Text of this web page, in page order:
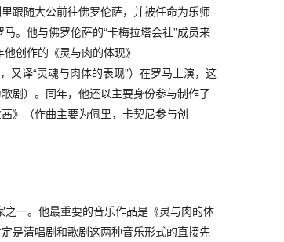
跟随大公前往佛罗伦萨，并被任命为乐师
。他与佛罗伦萨的“卡梅拉塔会社”成员来
创作的《灵与肉的体现》
又译“灵魂与肉体的表现”）在罗马上演，这
剧）。同年，他还以主要身份参与制作了
》（作曲主要为佩里，卡契尼参与创
一。他最重要的音乐作品是《灵与肉的体
是清唱剧和歌剧这两种音乐形式的直接先